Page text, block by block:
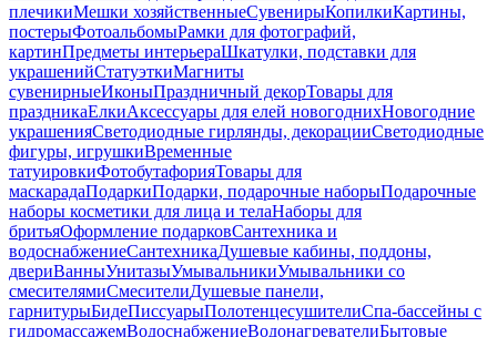
плечикиМешки хозяйственныеСувенирыКопилкиКартины,
постерыФотоальбомыРамки для фотографий,
картинПредметы интерьераШкатулки, подставки для
украшенийСтатуэткиМагниты
сувенирныеИконыПраздничный декорТовары для
праздникаЕлкиАксессуары для елей новогоднихНовогодние
украшенияСветодиодные гирлянды, декорацииСветодиодные
фигуры, игрушкиВременные
татуировкиФотобутафорияТовары для
маскарадаПодаркиПодарки, подарочные наборыПодарочные
наборы косметики для лица и телаНаборы для
бритьяОформление подарковСантехника и
водоснабжениеСантехникаДушевые кабины, поддоны,
двериВанныУнитазыУмывальникиУмывальники со
смесителямиСмесителиДушевые панели,
гарнитурыБидеПиссуарыПолотенцесушителиСпа-бассейны с
гидромассажемВодоснабжениеВодонагревателиБытовые